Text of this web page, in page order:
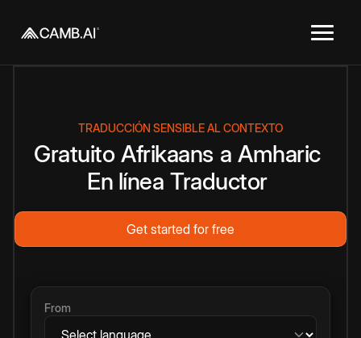
TRADUCCIÓN SENSIBLE AL CONTEXTO
Gratuito Afrikaans a Amharic
En línea Traductor
Get started for free
From